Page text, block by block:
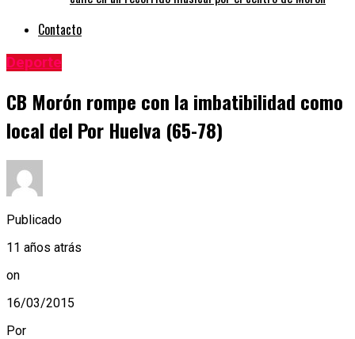
Contacto
Deporte
CB Morón rompe con la imbatibilidad como
local del Por Huelva (65-78)
Publicado
11 años atrás
on
16/03/2015
Por